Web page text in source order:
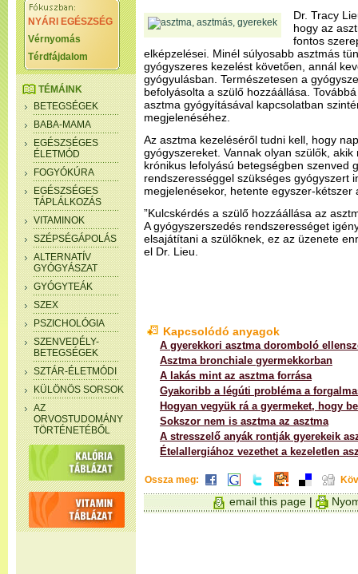
NYÁRI EGÉSZSÉG
Vérnyomás
Térdfájdalom
TÉMÁINK
BETEGSÉGEK
BABA-MAMA
EGÉSZSÉGES
ÉLETMÓD
FOGYÓKÚRA
EGÉSZSÉGES
TÁPLÁLKOZÁS
VITAMINOK
SZÉPSÉGÁPOLÁS
ALTERNATÍV
GYÓGYÁSZAT
GYÓGYTEÁK
SZEX
PSZICHOLÓGIA
SZENVEDÉLY-
BETEGSÉGEK
SZTÁR-ÉLETMÓDI
KÜLÖNÖS SORSOK
AZ
ORVOSTUDOMÁNY
TÖRTÉNETÉBŐL
Dr. Tracy
hogy az
fontos
elképzelései. Minél súlyosabb asztmás
gyógyszeres kezelést követően, annál
gyógyulásban. Természetesen a
befolyásolta a szülő hozzáállása.
asztma gyógyításával kapcsolatban
megjelenéséhez.
Az asztma kezeléséről tudni kell, hogy
gyógyszereket. Vannak olyan szülők,
krónikus lefolyású betegségben szenved
rendszerességgel szükséges gyógyszert
megjelenésekor, hetente egyszer-kétszer
”Kulcskérdés a szülő hozzáállása az
A gyógyszerszedés rendszerességet
elsajátítani a szülőknek, ez az üzenete
el Dr. Lieu.
Kapcsolódó anyagok
A gyerekkori asztma doromboló
Asztma bronchiale gyermekkorban
A lakás mint az asztma forrása
Gyakoribb a légúti probléma a
Hogyan vegyük rá a gyermeket, hogy
Sokszor nem is asztma az asztma
A stresszelő anyák rontják gyerekeik
Ételallergiához vezethet a kezeletlen
Ossza meg:
email this page |